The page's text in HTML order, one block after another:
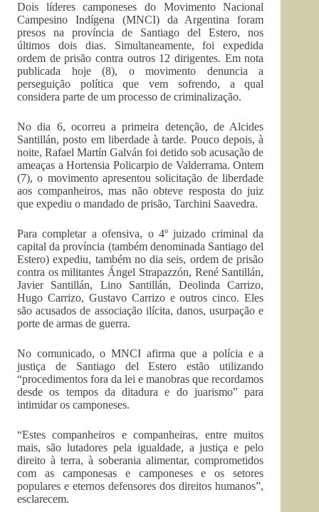
Dois líderes camponeses do Movimento Nacional
Campesino Indígena (MNCI) da Argentina foram
presos na província de Santiago del Estero, nos
últimos dois dias. Simultaneamente, foi expedida
ordem de prisão contra outros 12 dirigentes. Em nota
publicada hoje (8), o movimento denuncia a
perseguição política que vem sofrendo, a qual
considera parte de um processo de criminalização.
No dia 6, ocorreu a primeira detenção, de Alcides
Santillán, posto em liberdade à tarde. Pouco depois, à
noite, Rafael Martín Galván foi detido sob acusação de
ameaças a Hortensia Policarpio de Valderrama. Ontem
(7), o movimento apresentou solicitação de liberdade
aos companheiros, mas não obteve resposta do juiz
que expediu o mandado de prisão, Tarchini Saavedra.
Para completar a ofensiva, o 4º juizado criminal da
capital da província (também denominada Santiago del
Estero) expediu, também no dia seis, ordem de prisão
contra os militantes Ángel Strapazzón, René Santillán,
Javier Santillán, Lino Santillán, Deolinda Carrizo,
Hugo Carrizo, Gustavo Carrizo e outros cinco. Eles
são acusados de associação ilícita, danos, usurpação e
porte de armas de guerra.
No comunicado, o MNCI afirma que a polícia e a
justiça de Santiago del Estero estão utilizando
“procedimentos fora da lei e manobras que recordamos
desde os tempos da ditadura e do juarismo” para
intimidar os camponeses.
“Estes companheiros e companheiras, entre muitos
mais, são lutadores pela igualdade, a justiça e pelo
direito à terra, à soberania alimentar, comprometidos
com as camponesas e camponeses e os setores
populares e eternos defensores dos direitos humanos”,
esclarecem.